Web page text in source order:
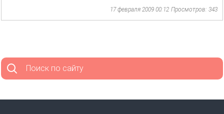
17 февраля 2009 00:12 Просмотров: 343
Поиск по сайту